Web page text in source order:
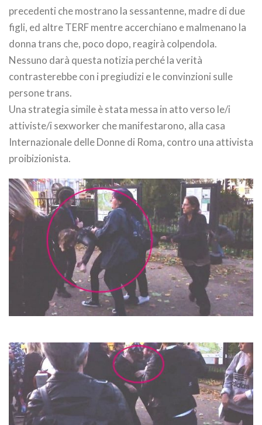
precedenti che mostrano la sessantenne, madre di due
figli, ed altre TERF mentre accerchiano e malmenano la
donna trans che, poco dopo, reagirà colpendola.
Nessuno darà questa notizia perché la verità
contrasterebbe con i pregiudizi e le convinzioni sulle
persone trans.
Una strategia simile è stata messa in atto verso le/i
attiviste/i sexworker che manifestarono, alla casa
Internazionale delle Donne di Roma, contro una attivista
proibizionista.